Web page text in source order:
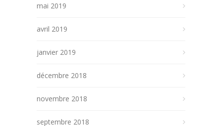
mai 2019
avril 2019
janvier 2019
décembre 2018
novembre 2018
septembre 2018